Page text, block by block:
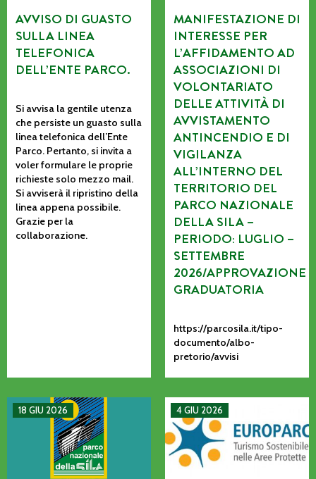
AVVISO DI GUASTO
SULLA LINEA
TELEFONICA
DELL’ENTE PARCO.
Si avvisa la gentile utenza
che persiste un guasto sulla
linea telefonica dell’Ente
Parco. Pertanto, si invita a
voler formulare le proprie
richieste solo mezzo mail.
Si avviserà il ripristino della
linea appena possibile.
Grazie per la
collaborazione.
MANIFESTAZIONE DI
INTERESSE PER
L’AFFIDAMENTO AD
ASSOCIAZIONI DI
VOLONTARIATO
DELLE ATTIVITÀ DI
AVVISTAMENTO
ANTINCENDIO E DI
VIGILANZA
ALL’INTERNO DEL
TERRITORIO DEL
PARCO NAZIONALE
DELLA SILA –
PERIODO: LUGLIO –
SETTEMBRE
2026/APPROVAZIONE
GRADUATORIA
https://parcosila.it/tipo-
documento/albo-
pretorio/avvisi
18 GIU 2026
MANIFESTAZIONE DI INTERESSE PER L’AFFIDAMENTO
4 GIU 2026
La CETS come processo